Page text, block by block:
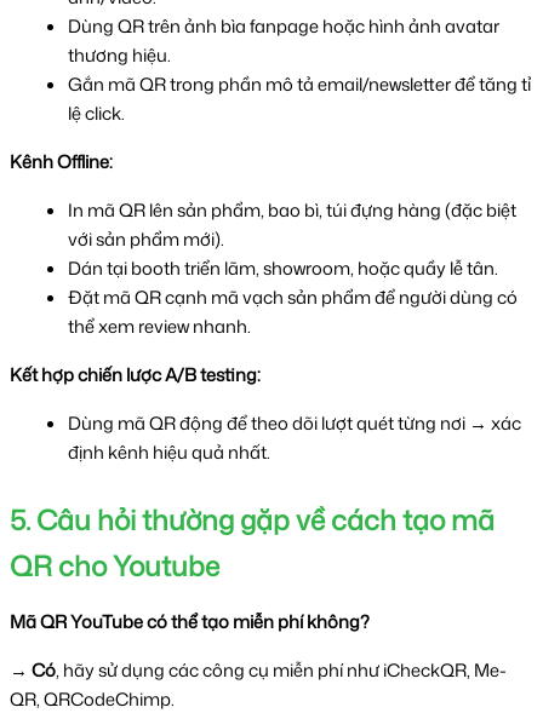
Dùng QR trên ảnh bìa fanpage hoặc hình ảnh avatar
thương hiệu.
Gắn mã QR trong phần mô tả email/newsletter để tăng tỉ
lệ click.
Kênh Offline:
In mã QR lên sản phẩm, bao bì, túi đựng hàng (đặc biệt
với sản phẩm mới).
Dán tại booth triển lãm, showroom, hoặc quầy lễ tân.
Đặt mã QR cạnh mã vạch sản phẩm để người dùng có
thể xem review nhanh.
Kết hợp chiến lược A/B testing:
Dùng mã QR động để theo dõi lượt quét từng nơi → xác
định kênh hiệu quả nhất.
5. Câu hỏi thường gặp về cách tạo mã
QR cho Youtube
Mã QR YouTube có thể tạo miễn phí không?
→ Có, hãy sử dụng các công cụ miễn phí như iCheckQR, Me-
QR, QRCodeChimp.